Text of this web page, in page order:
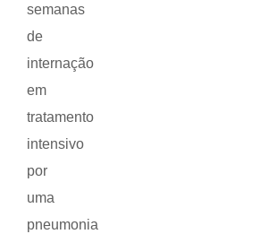
semanas
de
internação
em
tratamento
intensivo
por
uma
pneumonia